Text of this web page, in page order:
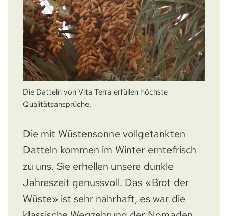
Die Datteln von Vita Terra erfüllen höchste
Qualitätsansprüche.
Die mit Wüstensonne vollgetankten
Datteln kommen im Winter erntefrisch
zu uns. Sie erhellen unsere dunkle
Jahreszeit genussvoll. Das «Brot der
Wüste» ist sehr nahrhaft, es war die